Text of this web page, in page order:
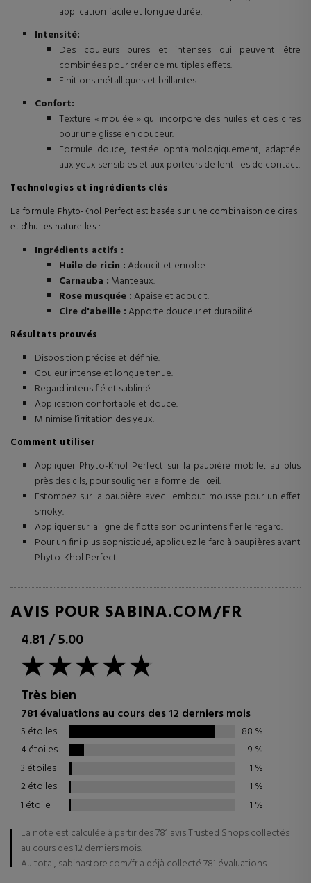
application facile et longue durée.
Intensité:
Des couleurs pures et intenses qui peuvent être
combinées pour créer de multiples effets.
Finitions métalliques et brillantes.
Confort:
Texture « moulée » qui incorpore des huiles et des cires
pour une glisse en douceur.
Formule douce, testée ophtalmologiquement, adaptée
aux yeux sensibles et aux porteurs de lentilles de contact.
Technologies et ingrédients clés
La formule Phyto-Khol Perfect est basée sur une combinaison de cires
et d'huiles naturelles :
Ingrédients actifs :
Huile de ricin :Adoucit et enrobe.
Carnauba : Manteaux.
Rose musquée :Apaise et adoucit.
Cire d'abeille :Apporte douceur et durabilité.
Résultats prouvés
Disposition précise et définie.
Couleur intense et longue tenue.
Regard intensifié et sublimé.
Application confortable et douce.
Minimise l’irritation des yeux.
Comment utiliser
Appliquer Phyto-Khol Perfect sur la paupière mobile, au plus
près des cils, pour souligner la forme de l'œil.
Estompez sur la paupière avec l'embout mousse pour un effet
smoky.
Appliquer sur la ligne de flottaison pour intensifier le regard.
Pour un fini plus sophistiqué, appliquez le fard à paupières avant
Phyto-Khol Perfect.
AVIS POUR SABINA.COM/FR
4.81/5.00
Très bien
781 évaluations au cours des 12 derniers mois
5 étoiles 88 %
4 étoiles
9 %
3 étoiles
1 %
2 étoiles
1 %
1 étoile
1 %
La note est calculée à partir des 781 avis Trusted Shops collectés
au cours des 12 derniers mois.
Au total, sabinastore.com/fr a déjà collecté 781 évaluations.